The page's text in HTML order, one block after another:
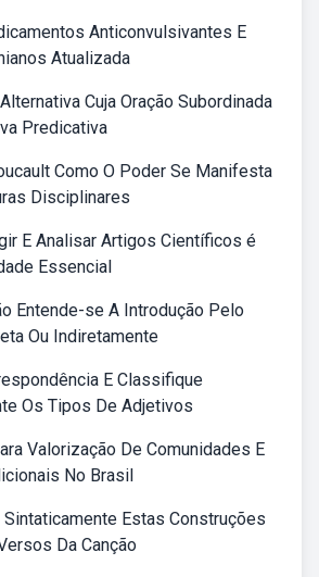
Anticonvulsivantes E
Atualizada
Cuja Oração Subordinada
Predicativa
Como O Poder Se Manifesta
Disciplinares
E Analisar Artigos Científicos é
Essencial
Entende-se A Introdução Pelo
Ou Indiretamente
E Classifique
Os Tipos De Adjetivos
Valorização De Comunidades E
No Brasil
Estas Construções
Da Canção